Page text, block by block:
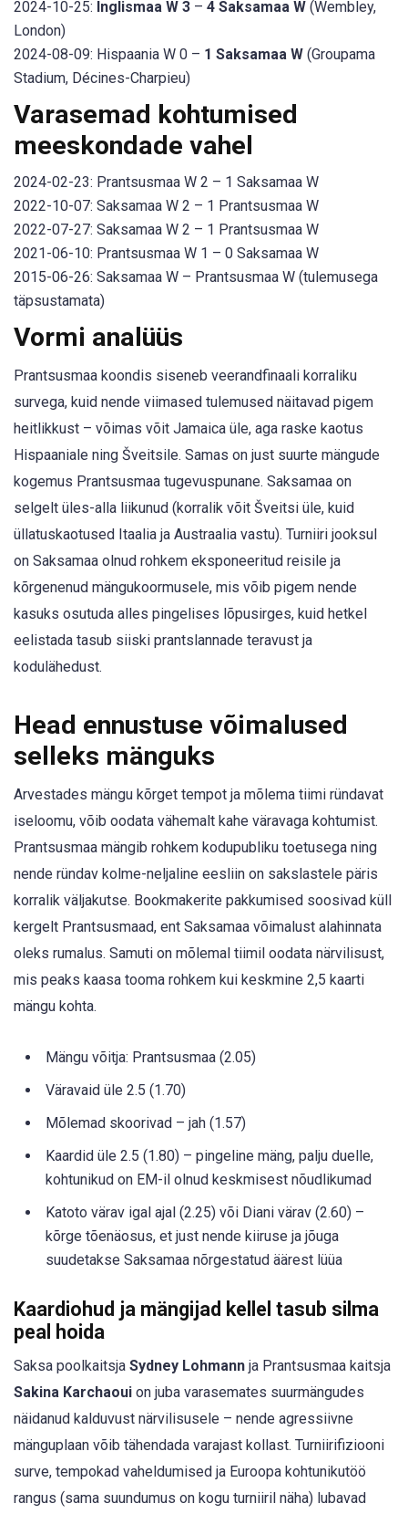
2024-10-25: Inglismaa W 3 – 4 Saksamaa W (Wembley,
London)
2024-08-09: Hispaania W 0 – 1 Saksamaa W (Groupama
Stadium, Décines-Charpieu)
Varasemad kohtumised
meeskondade vahel
2024-02-23: Prantsusmaa W 2 – 1 Saksamaa W
2022-10-07: Saksamaa W 2 – 1 Prantsusmaa W
2022-07-27: Saksamaa W 2 – 1 Prantsusmaa W
2021-06-10: Prantsusmaa W 1 – 0 Saksamaa W
2015-06-26: Saksamaa W – Prantsusmaa W (tulemusega
täpsustamata)
Vormi analüüs
Prantsusmaa koondis siseneb veerandfinaali korraliku
survega, kuid nende viimased tulemused näitavad pigem
heitlikkust – võimas võit Jamaica üle, aga raske kaotus
Hispaaniale ning Šveitsile. Samas on just suurte mängude
kogemus Prantsusmaa tugevuspunane. Saksamaa on
selgelt üles-alla liikunud (korralik võit Šveitsi üle, kuid
üllatuskaotused Itaalia ja Austraalia vastu). Turniiri jooksul
on Saksamaa olnud rohkem eksponeeritud reisile ja
kõrgenenud mängukoormusele, mis võib pigem nende
kasuks osutuda alles pingelises lõpusirges, kuid hetkel
eelistada tasub siiski prantslannade teravust ja
kodulähedust.
Head ennustuse võimalused
selleks mänguks
Arvestades mängu kõrget tempot ja mõlema tiimi ründavat
iseloomu, võib oodata vähemalt kahe väravaga kohtumist.
Prantsusmaa mängib rohkem kodupubliku toetusega ning
nende ründav kolme-neljaline eesliin on sakslastele päris
korralik väljakutse. Bookmakerite pakkumised soosivad küll
kergelt Prantsusmaad, ent Saksamaa võimalust alahinnata
oleks rumalus. Samuti on mõlemal tiimil oodata närvilisust,
mis peaks kaasa tooma rohkem kui keskmine 2,5 kaarti
mängu kohta.
Mängu võitja: Prantsusmaa (2.05)
Väravaid üle 2.5 (1.70)
Mõlemad skoorivad – jah (1.57)
Kaardid üle 2.5 (1.80) – pingeline mäng, palju duelle,
kohtunikud on EM-il olnud keskmisest nõudlikumad
Katoto värav igal ajal (2.25) või Diani värav (2.60) –
kõrge tõenäosus, et just nende kiiruse ja jõuga
suudetakse Saksamaa nõrgestatud äärest lüüa
Kaardiohud ja mängijad kellel tasub silma
peal hoida
Saksa poolkaitsja Sydney Lohmann ja Prantsusmaa kaitsja
Sakina Karchaoui on juba varasemates suurmängudes
näidanud kalduvust närvilisusele – nende agressiivne
mänguplaan võib tähendada varajast kollast. Turniirifiziooni
surve, tempokad vaheldumised ja Euroopa kohtunikutöö
rangus (sama suundumus on kogu turniiril näha) lubavad